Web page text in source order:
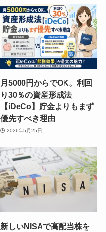
月5000円からでOK。利回
り30％の資産形成法
【iDeCo】貯金よりもまず
優先すべき理由
2026年5月25日
新しいNISAで高配当株を